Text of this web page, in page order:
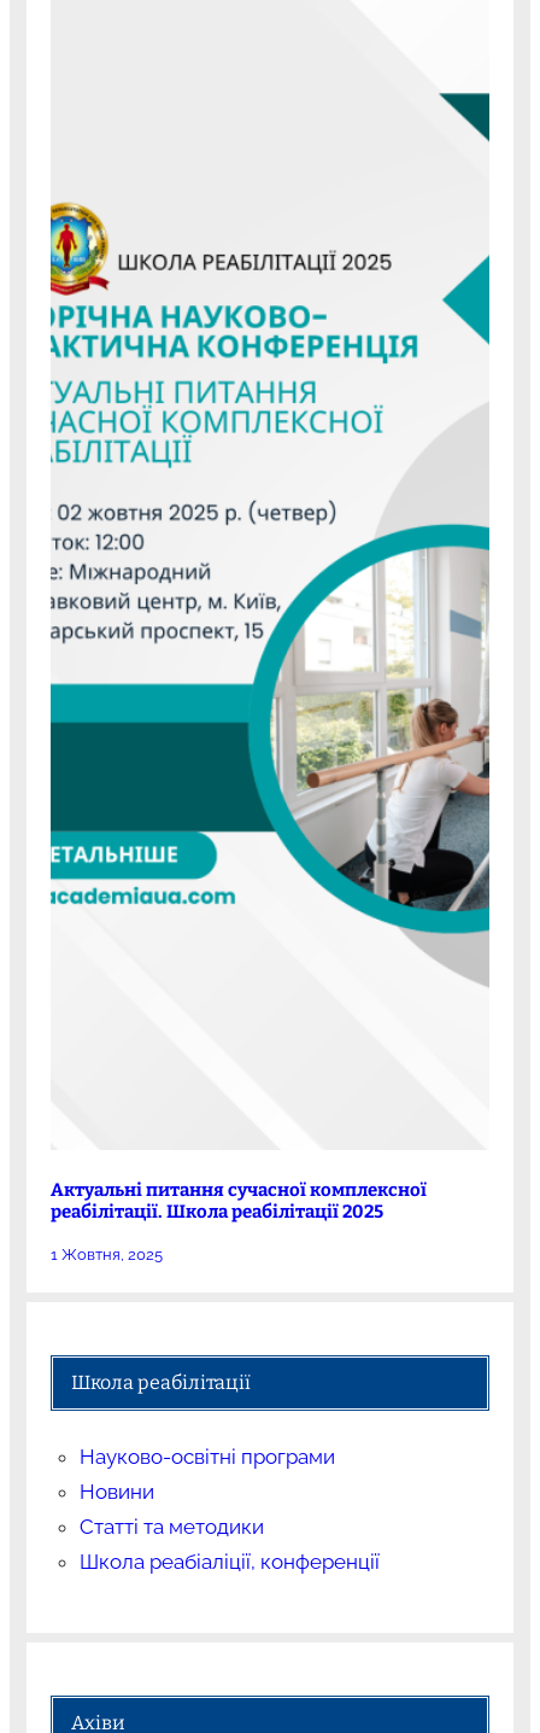
Актуальні питання сучасної комплексної
реабілітації. Школа реабілітації 2025
1 Жовтня, 2025
Школа реабілітації
Науково-освітні програми
Новини
Статті та методики
Школа реабіаліції, конференції
Ахіви